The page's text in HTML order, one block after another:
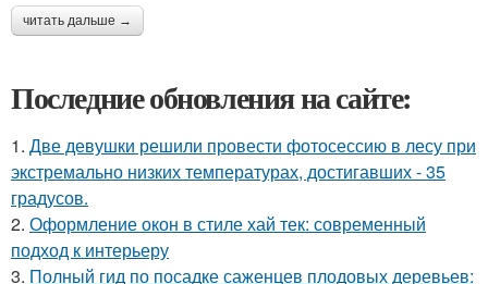
читать дальше →
Последние обновления на сайте:
1. Две девушки решили провести фотосессию в лесу при
экстремально низких температурах, достигавших - 35
градусов.
2. Оформление окон в стиле хай тек: современный
подход к интерьеру
3. Полный гид по посадке саженцев плодовых деревьев: